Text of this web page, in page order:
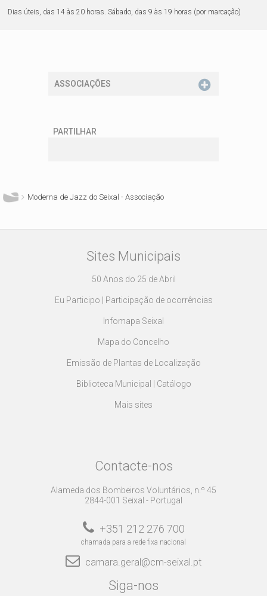
Dias úteis, das 14 às 20 horas. Sábado, das 9 às 19 horas (por marcação)
ASSOCIAÇÕES
PARTILHAR
Moderna de Jazz do Seixal - Associação
Sites Municipais
50 Anos do 25 de Abril
Eu Participo | Participação de ocorrências
Infomapa Seixal
Mapa do Concelho
Emissão de Plantas de Localização
Biblioteca Municipal | Catálogo
Mais sites
Contacte-nos
Alameda dos Bombeiros Voluntários, n.º 45
2844-001 Seixal - Portugal
+351 212 276 700
chamada para a rede fixa nacional
camara.geral@cm-seixal.pt
Siga-nos